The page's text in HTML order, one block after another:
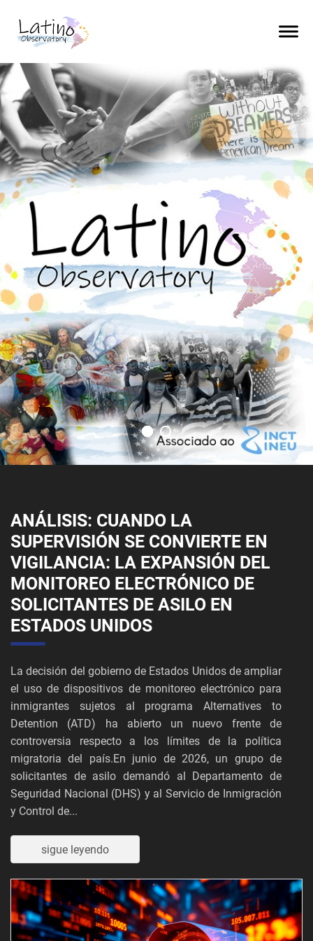
ANÁLISIS: CUANDO LA
SUPERVISIÓN SE CONVIERTE EN
VIGILANCIA: LA EXPANSIÓN DEL
MONITOREO ELECTRÓNICO DE
SOLICITANTES DE ASILO EN
ESTADOS UNIDOS
La decisión del gobierno de Estados Unidos de ampliar
el uso de dispositivos de monitoreo electrónico para
inmigrantes sujetos al programa Alternatives to
Detention (ATD) ha abierto un nuevo frente de
controversia respecto a los límites de la política
migratoria del país.En junio de 2026, un grupo de
solicitantes de asilo demandó al Departamento de
Seguridad Nacional (DHS) y al Servicio de Inmigración
y Control de...
sigue leyendo